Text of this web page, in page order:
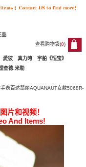
品
查看购物袋(0)
0
愛彼 真力時
宇舶《恒宝》
查德.米勒
表百达翡丽AQUANAUT女款5068R-
片和视频！
And Items!